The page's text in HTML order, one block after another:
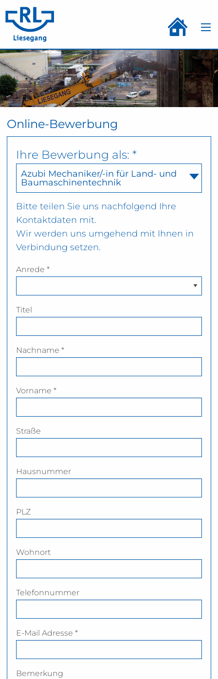
Online-Bewerbung
Ihre Bewerbung als: *
Azubi Mechaniker/-in für Land- und
Baumaschinentechnik
Bitte teilen Sie uns nachfolgend Ihre
Kontaktdaten mit.
Wir werden uns umgehend mit Ihnen in
Verbindung setzen.
Anrede *
Titel
Nachname *
Vorname *
Straße
Hausnummer
PLZ
Wohnort
Telefonnummer
E-Mail Adresse *
Bemerkung